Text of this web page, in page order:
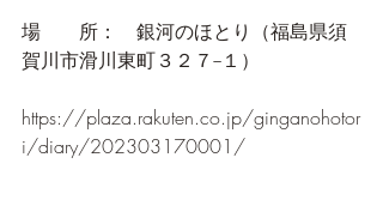
場　　所：　銀河のほとり（福島県須
賀川市滑川東町３２７−１）
https://plaza.rakuten.co.jp/ginganohotor
i/diary/202303170001/